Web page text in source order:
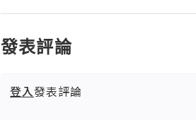
發表評論
登入發表評論